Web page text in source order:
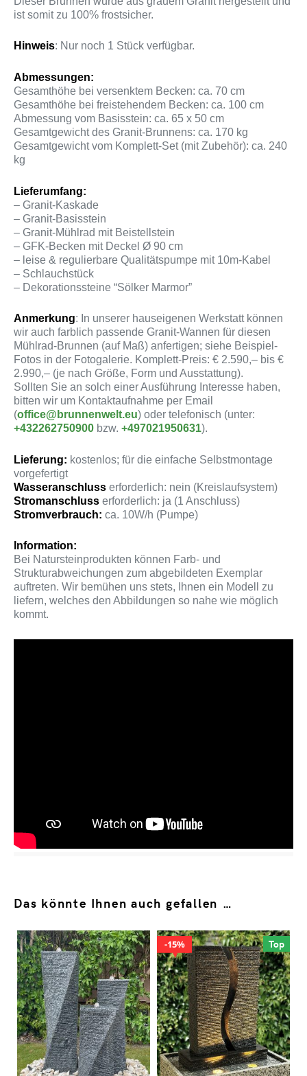
ist somit zu 100% frostsicher.
Hinweis: Nur noch 1 Stück verfügbar.
Abmessungen:
Gesamthöhe bei versenktem Becken: ca. 70 cm
Gesamthöhe bei freistehendem Becken: ca. 100 cm
Abmessung vom Basisstein: ca. 65 x 50 cm
Gesamtgewicht des Granit-Brunnens: ca. 170 kg
Gesamtgewicht vom Komplett-Set (mit Zubehör): ca. 240
kg
Lieferumfang:
– Granit-Kaskade
– Granit-Basisstein
– Granit-Mühlrad mit Beistellstein
– GFK-Becken mit Deckel Ø 90 cm
– leise & regulierbare Qualitätspumpe mit 10m-Kabel
– Schlauchstück
– Dekorationssteine “Sölker Marmor”
Anmerkung: In unserer hauseigenen Werkstatt können
wir auch farblich passende Granit-Wannen für diesen
Mühlrad-Brunnen (auf Maß) anfertigen; siehe Beispiel-
Fotos in der Fotogalerie. Komplett-Preis: € 2.590,– bis €
2.990,– (je nach Größe, Form und Ausstattung).
Sollten Sie an solch einer Ausführung Interesse haben,
bitten wir um Kontaktaufnahme per Email
(office@brunnenwelt.eu) oder telefonisch (unter:
+432262750900 bzw. +497021950631).
Lieferung: kostenlos; für die einfache Selbstmontage
vorgefertigt
Wasseranschluss erforderlich: nein (Kreislaufsystem)
Stromanschluss erforderlich: ja (1 Anschluss)
Stromverbrauch: ca. 10W/h (Pumpe)
Information:
Bei Natursteinprodukten können Farb- und
Strukturabweichungen zum abgebildeten Exemplar
auftreten. Wir bemühen uns stets, Ihnen ein Modell zu
liefern, welches den Abbildungen so nahe wie möglich
kommt.
Das könnte Ihnen auch gefallen …
Top
15%